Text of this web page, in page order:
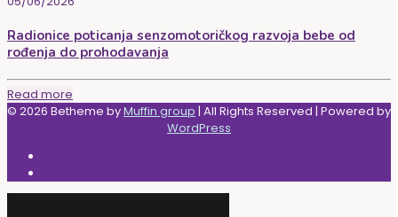
Radionice poticanja senzomotoričkog razvoja bebe od
rođenja do prohodavanja
Read more
© 2026 Betheme byMuffin group | All Rights Reserved | Powered by
WordPress